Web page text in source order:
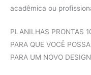
acadêmica ou
PLANILHAS PRONTAS
PARA QUE VOCÊ
PARA UM NOVO